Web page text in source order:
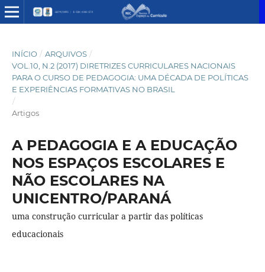
INÍCIO / ARQUIVOS /
VOL.10, N.2 (2017) DIRETRIZES CURRICULARES NACIONAIS
PARA O CURSO DE PEDAGOGIA: UMA DÉCADA DE POLÍTICAS
E EXPERIÊNCIAS FORMATIVAS NO BRASIL
/
Artigos
A PEDAGOGIA E A EDUCAÇÃO
NOS ESPAÇOS ESCOLARES E
NÃO ESCOLARES NA
UNICENTRO/PARANÁ
uma construção curricular a partir das políticas
educacionais